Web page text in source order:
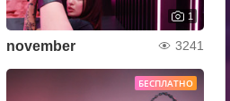
1
november 3241
БЕСПЛАТНО